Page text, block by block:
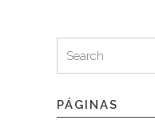
for:
PÁGINAS